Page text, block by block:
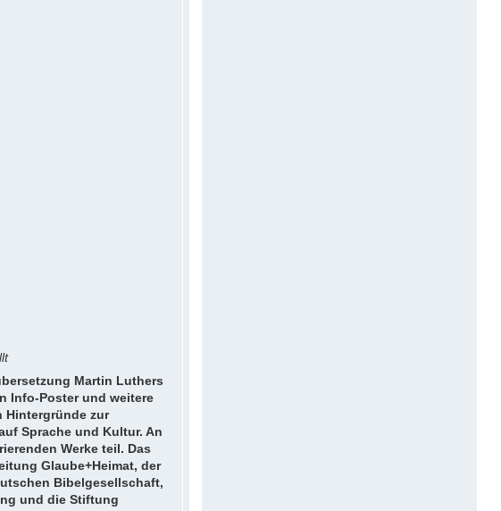
Martin Luthers
Info-Poster und weitere
Hintergründe zur
Sprache und Kultur. An
Werke teil. Das
Glaube+Heimat, der
Bibelgesellschaft,
und die Stiftung